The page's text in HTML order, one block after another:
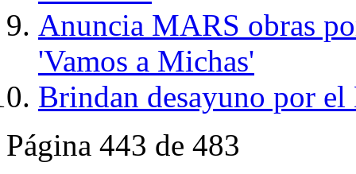
Anuncia MARS obras
'Vamos a Michas'
Brindan desayuno por
Página 443 de 483